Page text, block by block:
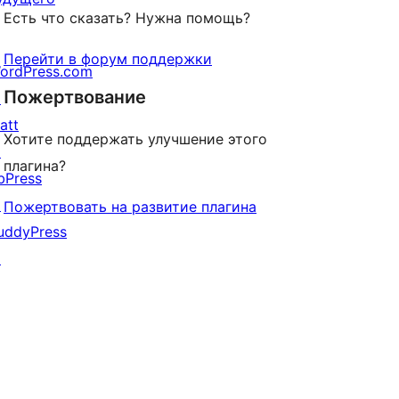
Есть что сказать? Нужна помощь?
Перейти в форум поддержки
Пожертвование
Хотите поддержать улучшение этого
плагина?
Пожертвовать на развитие плагина